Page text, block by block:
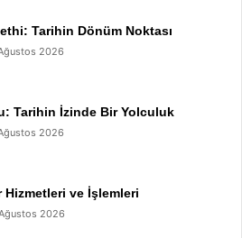
Tarihin Dönüm Noktası
2026
Tarihin İzinde Bir Yolculuk
2026
Hizmetleri ve İşlemleri
2026